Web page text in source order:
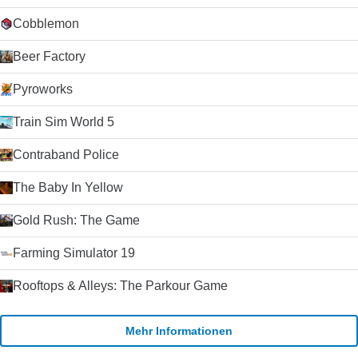
Cobblemon
Beer Factory
Pyroworks
Train Sim World 5
Contraband Police
The Baby In Yellow
Gold Rush: The Game
Farming Simulator 19
Rooftops & Alleys: The Parkour Game
Mehr Informationen